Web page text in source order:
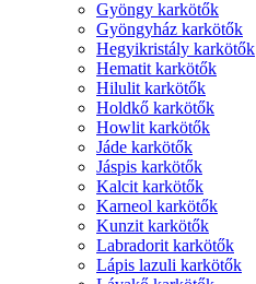
Gyöngy karkötők
Gyöngyház karkötők
Hegyikristály karkötők
Hematit karkötők
Hilulit karkötők
Holdkő karkötők
Howlit karkötők
Jáde karkötők
Jáspis karkötők
Kalcit karkötők
Karneol karkötők
Kunzit karkötők
Labradorit karkötők
Lápis lazuli karkötők